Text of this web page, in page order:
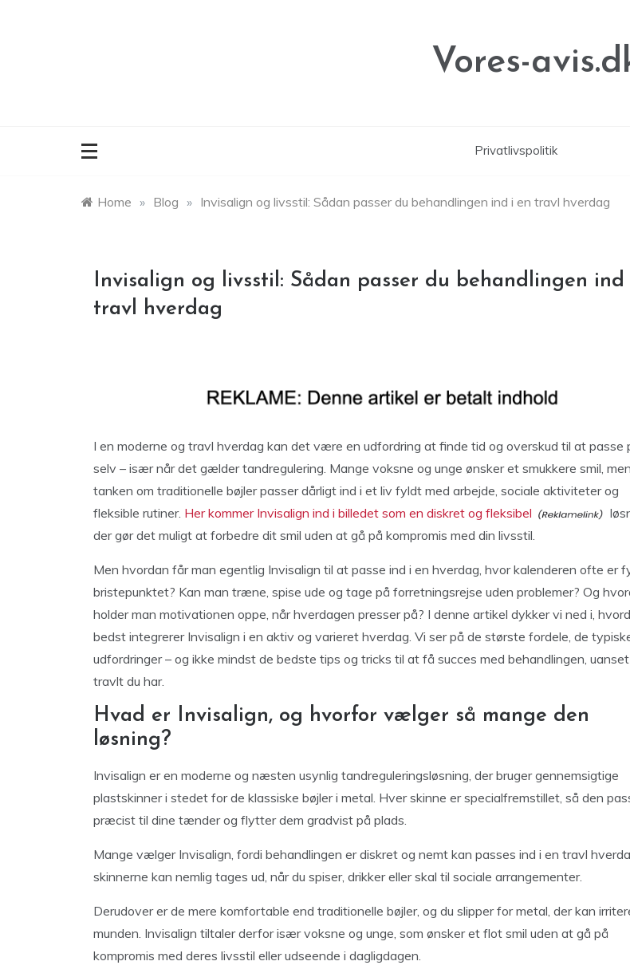
Vores-
Privatlivspolitik
Home » Blog » Invisalign og livsstil: Sådan passer du behandlingen ind i en travl hverdag
Invisalign og livsstil: Sådan passer du behandlingen ind
travl hverdag
I en moderne og travl hverdag kan det være en udfordring at finde tid og overskud til at passe
selv – især når det gælder tandregulering. Mange voksne og unge ønsker et smukkere smil, men
tanken om traditionelle bøjler passer dårligt ind i et liv fyldt med arbejde, sociale aktiviteter og
fleksible rutiner. Her kommer Invisalign ind i billedet som en diskret og fleksibel
der gør det muligt at forbedre dit smil uden at gå på kompromis med din livsstil.
Men hvordan får man egentlig Invisalign til at passe ind i en hverdag, hvor kalenderen ofte er
bristepunktet? Kan man træne, spise ude og tage på forretningsrejse uden problemer? Og
holder man motivationen oppe, når hverdagen presser på? I denne artikel dykker vi ned i,
bedst integrerer Invisalign i en aktiv og varieret hverdag. Vi ser på de største fordele, de
udfordringer – og ikke mindst de bedste tips og tricks til at få succes med behandlingen,
travlt du har.
Hvad er Invisalign, og hvorfor vælger så mange den
løsning?
Invisalign er en moderne og næsten usynlig tandreguleringsløsning, der bruger gennemsigtige
plastskinner i stedet for de klassiske bøjler i metal. Hver skinne er specialfremstillet, så den
præcist til dine tænder og flytter dem gradvist på plads.
Mange vælger Invisalign, fordi behandlingen er diskret og nemt kan passes ind i en travl
skinnerne kan nemlig tages ud, når du spiser, drikker eller skal til sociale arrangementer.
Derudover er de mere komfortable end traditionelle bøjler, og du slipper for metal, der kan
munden. Invisalign tiltaler derfor især voksne og unge, som ønsker et flot smil uden at gå på
kompromis med deres livsstil eller udseende i dagligdagen.